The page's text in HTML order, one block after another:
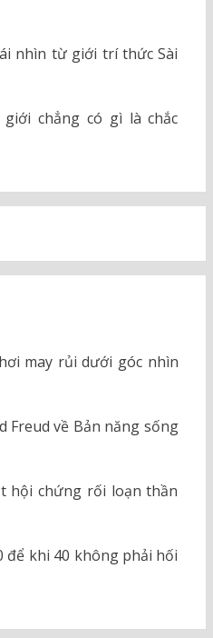
nhìn từ giới trí thức Sài
chẳng có gì là chắc
may rủi dưới góc nhìn
Freud về Bản năng sống
hội chứng rối loạn thần
để khi 40 không phải hối